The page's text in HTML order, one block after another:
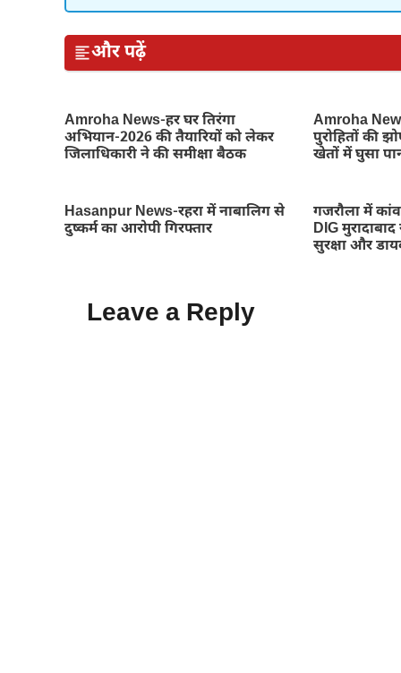
और पढ़ें
Amroha News-हर घर तिरंगा
अभियान-2026 की तैयारियों को लेकर
जिलाधिकारी ने की समीक्षा बैठक
Amroha
पुरोहितों की
खेतों में घुसा
Hasanpur News-रहरा में नाबालिग से
दुष्कर्म का आरोपी गिरफ्तार
गजरौला में
DIG
सुरक्षा और
Leave a Reply